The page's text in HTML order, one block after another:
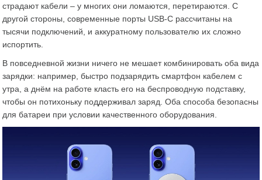
страдают кабели – у многих они ломаются, перетираются. С
другой стороны, современные порты USB-C рассчитаны на
тысячи подключений, и аккуратному пользователю их сложно
испортить.
В повседневной жизни ничего не мешает комбинировать оба вида
зарядки: например, быстро подзарядить смартфон кабелем с
утра, а днём на работе класть его на беспроводную подставку,
чтобы он потихоньку поддерживал заряд. Оба способа безопасны
для батареи при условии качественного оборудования.